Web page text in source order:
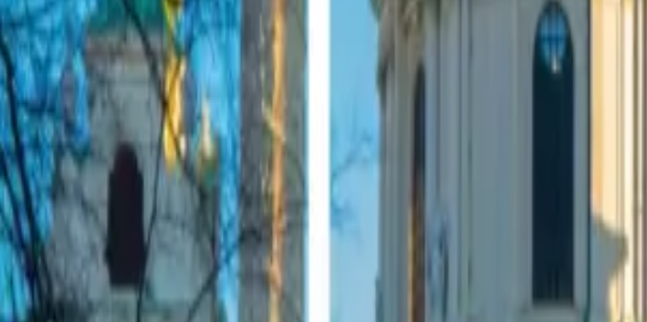
何圖片分割成完美的網格。無論您是要建立 Instagram 網格、橫幅設計或
美分割的圖片，隨時分享。